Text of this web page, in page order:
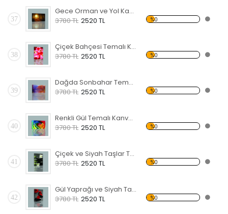
37
Gece Orman ve Yol Kanvas Tablo
3780 TL 2520 TL %0
38
Çiçek Bahçesi Temalı Kanvas Tablo
3780 TL 2520 TL %0
39
Dağda Sonbahar Temalı Kanvas Tablo
3780 TL 2520 TL %0
40
Renkli Gül Temalı Kanvas Tablo
3780 TL 2520 TL %0
41
Çiçek ve Siyah Taşlar Temalı Kanvas Tablo
3780 TL 2520 TL %0
42
Gül Yaprağı ve Siyah Taş Kanvas Tablo
3780 TL 2520 TL %0